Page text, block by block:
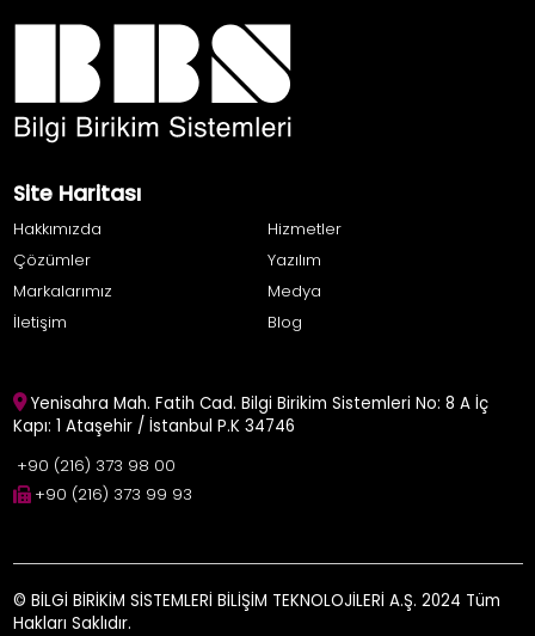
Site Haritası
Hakkımızda
Hizmetler
Çözümler
Yazılım
Markalarımız
Medya
İletişim
Blog
Yenisahra Mah. Fatih Cad. Bilgi Birikim Sistemleri No: 8 A İç
Kapı: 1 Ataşehir / İstanbul P.K 34746
+90 (216) 373 98 00
+90 (216) 373 99 93
© BİLGİ BİRİKİM SİSTEMLERİ BİLİŞİM TEKNOLOJİLERİ A.Ş. 2024 Tüm
Hakları Saklıdır.